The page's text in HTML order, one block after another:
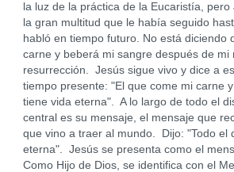
la luz de la práctica de la Eucaristía,
la gran multitud que le había seguido
habló en tiempo futuro. No está diciendo
carne y beberá mi sangre después de mi
resurrección. Jesús sigue vivo y dice a
tiempo presente: "El que come mi carne
tiene vida eterna". A lo largo de todo el
central es su mensaje, el mensaje que
que vino a traer al mundo. Dijo: "Todo el
eterna". Jesús se presenta como el
Como Hijo de Dios, se identifica con el